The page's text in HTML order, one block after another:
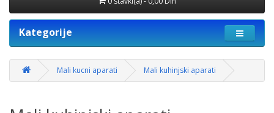
Kategorije
Mali kucni aparati Mali kuhinjski aparati